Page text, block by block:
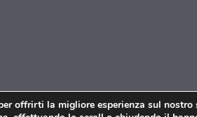
offrirti la migliore esperienza sul nostro